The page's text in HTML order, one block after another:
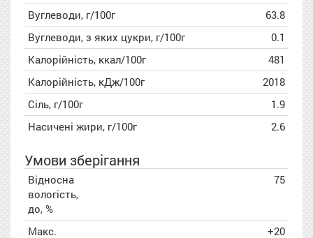
Вуглеводи, г/100г
63.8
Вуглеводи, з яких цукри, г/100г
0.1
Калорійність, ккал/100г
481
Калорійність, кДж/100г
2018
Сіль, г/100г
1.9
Насичені жири, г/100г
2.6
Умови зберігання
Відносна
вологість,
до, %
75
Макс.
+20